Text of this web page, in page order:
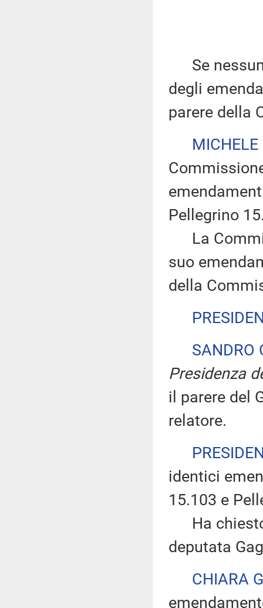
Se
degli
parere della
MICHELE
Pellegrino
La
suo
della
SANDRO
Presidenza
il parere del
relatore.
identici
15.103 e
Ha chiesto
deputata
CHIARA